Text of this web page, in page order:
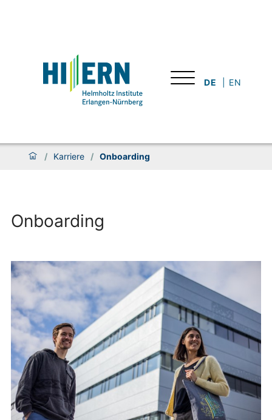
DE EN
/ Karriere / Onboarding
Onboarding